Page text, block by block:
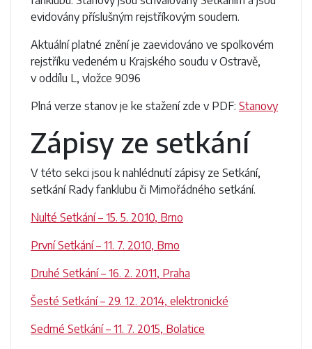
evidovány příslušným rejstříkovým soudem.
Aktuální platné znění je zaevidováno ve spolkovém
rejstříku vedeném u Krajského soudu v Ostravě,
v oddílu L, vložce 9096
Plná verze stanov je ke stažení zde v PDF: Stanovy
Zápisy ze setkání
V této sekci jsou k nahlédnutí zápisy ze Setkání,
setkání Rady fanklubu či Mimořádného setkání.
Nulté Setkání – 15. 5. 2010, Brno
První Setkání – 11. 7. 2010, Brno
Druhé Setkání – 16. 2. 2011, Praha
Šesté Setkání – 29. 12. 2014, elektronické
Sedmé Setkání – 11. 7. 2015, Bolatice